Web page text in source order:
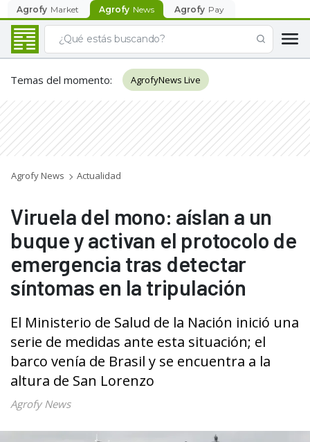
Agrofy Market Agrofy News Agrofy Pay
Temas del momento: AgrofyNews Live
Agrofy News Actualidad
Viruela del mono: aíslan a un
buque y activan el protocolo de
emergencia tras detectar
síntomas en la tripulación
El Ministerio de Salud de la Nación inició una
serie de medidas ante esta situación; el
barco venía de Brasil y se encuentra a la
altura de San Lorenzo
Agrofy News